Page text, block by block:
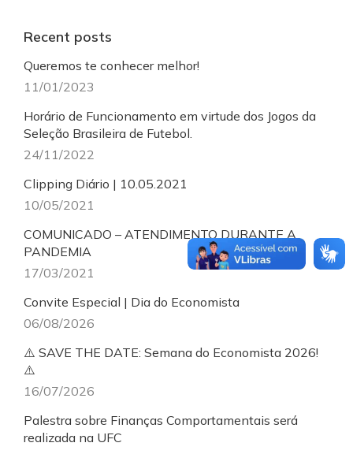
Recent posts
Queremos te conhecer melhor!
11/01/2023
Horário de Funcionamento em virtude dos Jogos da
Seleção Brasileira de Futebol.
24/11/2022
Clipping Diário | 10.05.2021
10/05/2021
COMUNICADO – ATENDIMENTO DURANTE A
PANDEMIA
17/03/2021
Convite Especial | Dia do Economista
06/08/2026
⚠️ SAVE THE DATE: Semana do Economista 2026!
⚠️
16/07/2026
Palestra sobre Finanças Comportamentais será
realizada na UFC